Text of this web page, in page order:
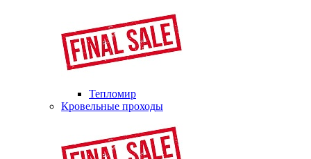
Тепломир
Кровельные проходы